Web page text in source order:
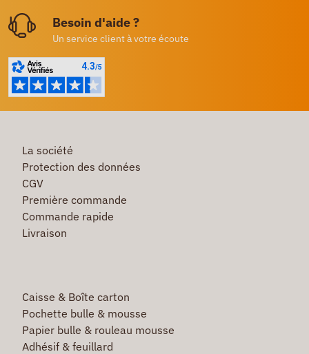
Besoin d'aide ?
Un service client à votre écoute
La société
Protection des données
CGV
Première commande
Commande rapide
Livraison
Caisse & Boîte carton
Pochette bulle & mousse
Papier bulle & rouleau mousse
Adhésif & feuillard